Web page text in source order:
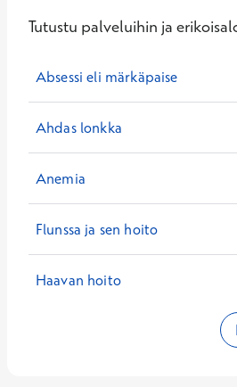
Tutustu palveluihin ja
Absessi eli märkäpaise
Ahdas lonkka
Anemia
Flunssa ja sen hoito
Haavan hoito